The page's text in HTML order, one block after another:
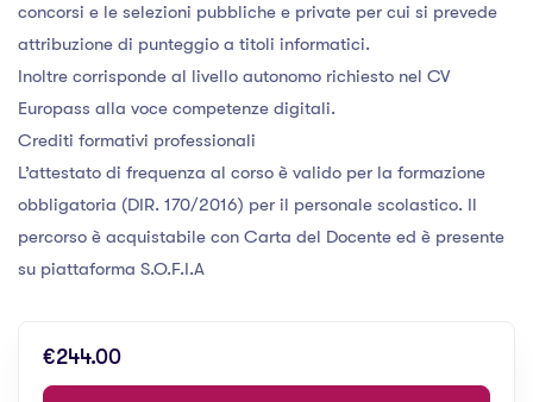
concorsi e le selezioni pubbliche e private per cui si prevede
attribuzione di punteggio a titoli informatici.
Inoltre corrisponde al livello autonomo richiesto nel CV
Europass alla voce competenze digitali.
Crediti formativi professionali
L’attestato di frequenza al corso è valido per la formazione
obbligatoria (DIR. 170/2016) per il personale scolastico. Il
percorso è acquistabile con Carta del Docente ed è presente
su piattaforma S.O.F.I.A
€244.00